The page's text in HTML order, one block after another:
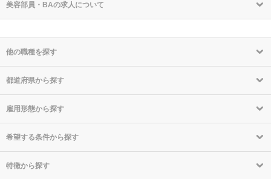
美容部員・BAの求人について
他の職種を探す
都道府県から探す
雇用形態から探す
希望する条件から探す
特徴から探す